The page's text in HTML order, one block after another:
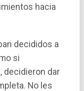
hacia
decididos a
si
decidieron dar
No les